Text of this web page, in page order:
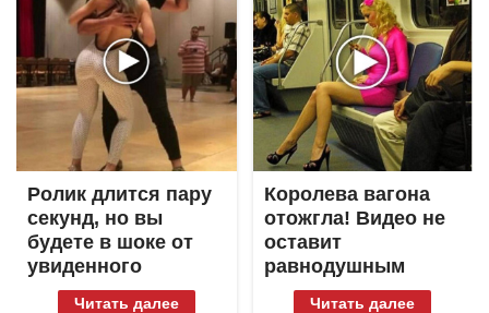
Ролик длится пару
секунд, но вы
будете в шоке от
увиденного
Читать далее
Королева вагона
отожгла! Видео не
оставит
равнодушным
Читать далее